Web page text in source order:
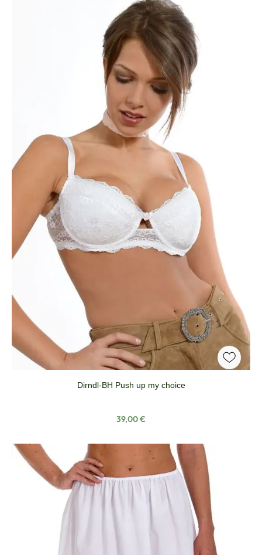
Dirndl-BH Push up my choice
Regulärer Preis:
39,00 €